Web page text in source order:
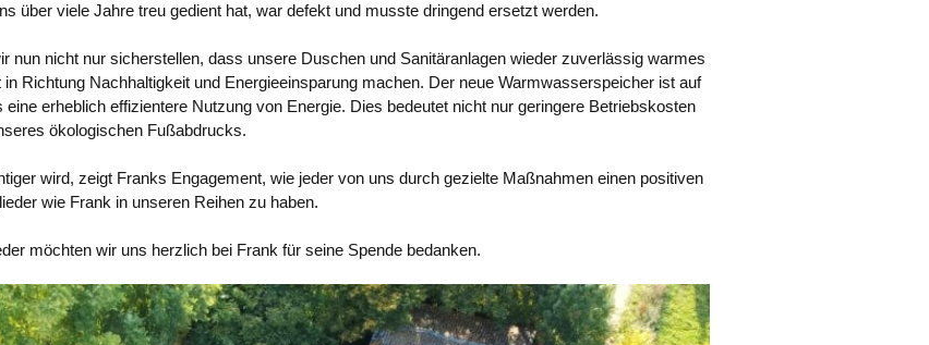
über viele Jahre treu gedient hat, war defekt und musste dringend ersetzt werden.
nun nicht nur sicherstellen, dass unsere Duschen und Sanitäranlagen wieder zuverlässig warmes
Richtung Nachhaltigkeit und Energieeinsparung machen. Der neue Warmwasserspeicher ist auf
erheblich effizientere Nutzung von Energie. Dies bedeutet nicht nur geringere Betriebskosten
ökologischen Fußabdrucks.
wird, zeigt Franks Engagement, wie jeder von uns durch gezielte Maßnahmen einen positiven
wie Frank in unseren Reihen zu haben.
möchten wir uns herzlich bei Frank für seine Spende bedanken.